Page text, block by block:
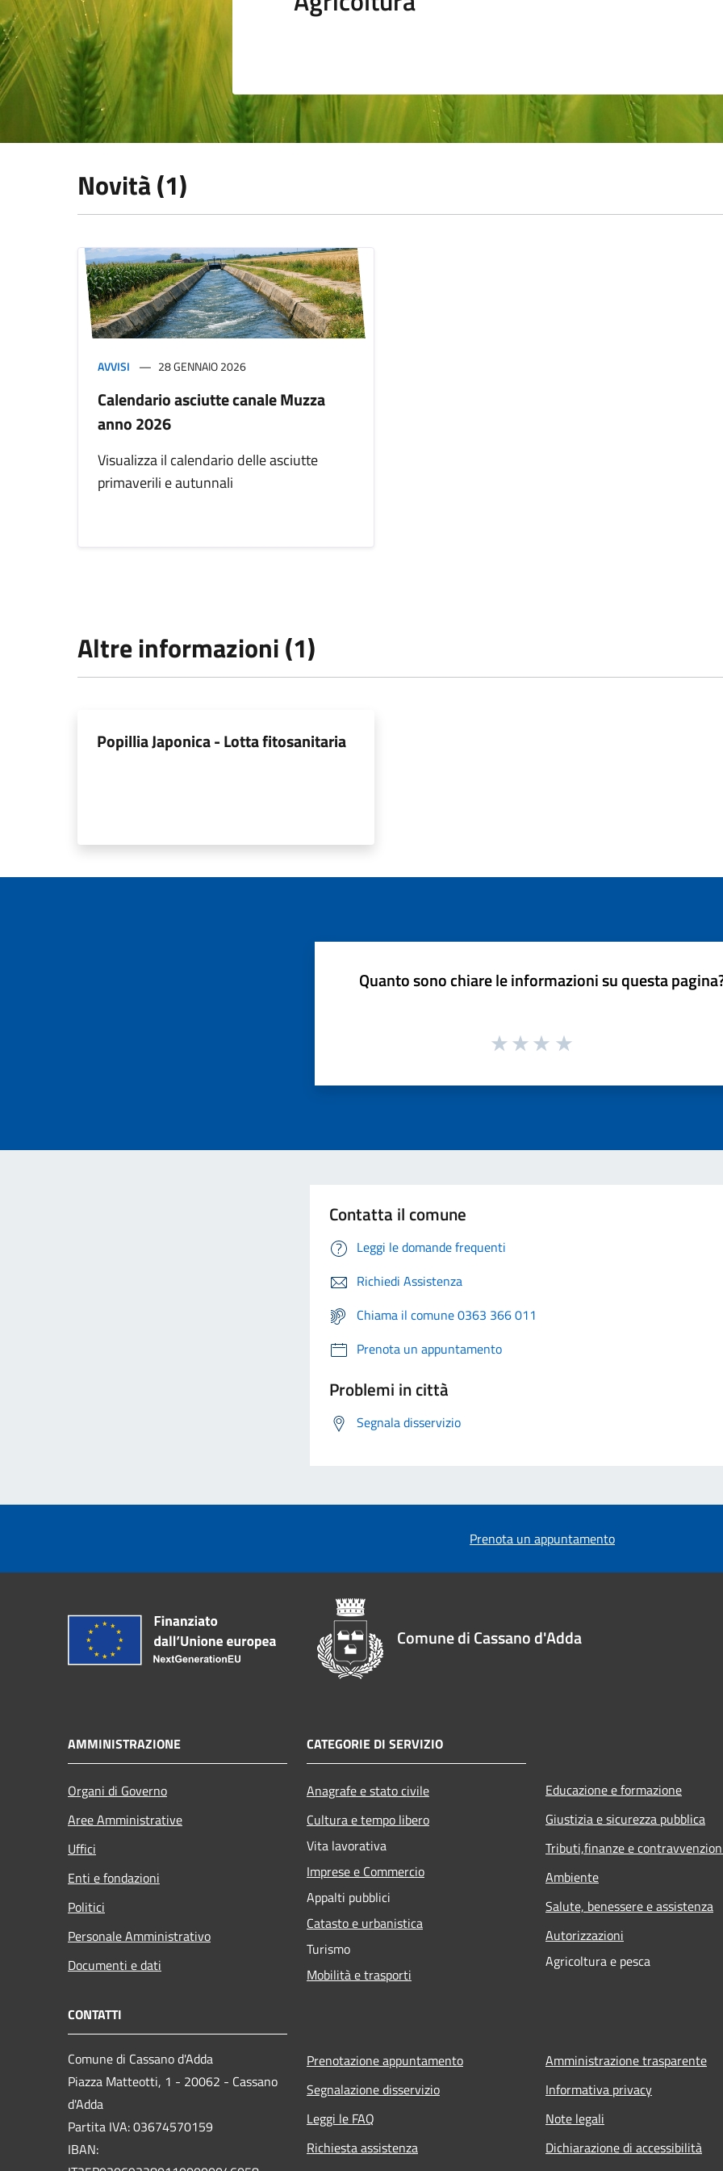
Novità (1)
AVVISI 28 GENNAIO 2026
Calendario asciutte canale Muzza
anno 2026
Visualizza il calendario delle asciutte
primaverili e autunnali
Altre informazioni (1)
Popillia Japonica - Lotta fitosanitaria
Quanto sono chiare le informazioni su questa
Contatta il comune
Leggi le domande frequenti
Richiedi Assistenza
Chiama il comune 0363 366 011
Prenota un appuntamento
Problemi in città
Segnala disservizio
Prenota un appuntamento
Comune di Cassano d'Adda
AMMINISTRAZIONE
Organi di Governo
Aree Amministrative
Uffici
Enti e fondazioni
Politici
Personale Amministrativo
Documenti e dati
CATEGORIE DI SERVIZIO
Anagrafe e stato civile
Cultura e tempo libero
Vita lavorativa
Imprese e Commercio
Appalti pubblici
Catasto e urbanistica
Turismo
Mobilità e trasporti
Educazione e formazione
Giustizia e sicurezza pubblica
Tributi,finanze e
Ambiente
Salute, benessere e assistenza
Autorizzazioni
Agricoltura e pesca
CONTATTI
Comune di Cassano d'Adda
Piazza Matteotti, 1 - 20062 - Cassano
d'Adda
Partita IVA: 03674570159
IBAN:
Prenotazione appuntamento
Segnalazione disservizio
Leggi le FAQ
Richiesta assistenza
Amministrazione trasparente
Informativa privacy
Note legali
Dichiarazione di accessibilità